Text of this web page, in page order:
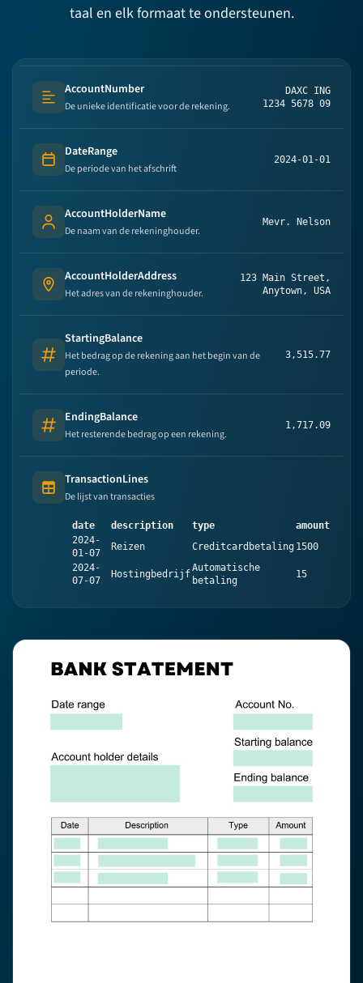
taal en elk formaat te ondersteunen.
Text (multi-lines)
AccountNumber
De unieke identificatie voor de rekening.
DAXC ING
1234 5678 09
Date
DateRange
De periode van het afschrift
2024-01-01
Person's name
AccountHolderName
De naam van de rekeninghouder.
Mevr. Nelson
Address
AccountHolderAddress
Het adres van de rekeninghouder.
123 Main Street,
Anytown, USA
Number
StartingBalance
Het bedrag op de rekening aan het begin van de
periode.
3,515.77
Number
EndingBalance
Het resterende bedrag op een rekening.
1,717.09
Table (list of items)
TransactionLines
De lijst van transacties
date description type
amount
2024-
01-07
Reizen Creditcardbetaling 1500
2024-
07-07
Hostingbedrijf
Automatische
betaling
15